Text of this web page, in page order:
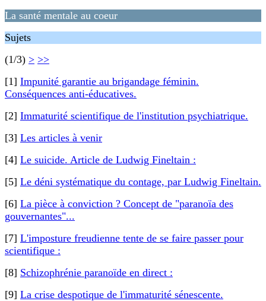
La santé mentale au coeur
Sujets
(1/3) > >>
[1] Impunité garantie au brigandage féminin.
Conséquences anti-éducatives.
[2] Immaturité scientifique de l'institution psychiatrique.
[3] Les articles à venir
[4] Le suicide. Article de Ludwig Fineltain :
[5] Le déni systématique du contage, par Ludwig Fineltain.
[6] La pièce à conviction ? Concept de "paranoïa des
gouvernantes"...
[7] L'imposture freudienne tente de se faire passer pour
scientifique :
[8] Schizophrénie paranoïde en direct :
[9] La crise despotique de l'immaturité sénescente.